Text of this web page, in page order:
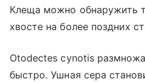
Клеща можно обнаружить
хвосте на более поздних
Otodectes cynotis
быстро. Ушная сера